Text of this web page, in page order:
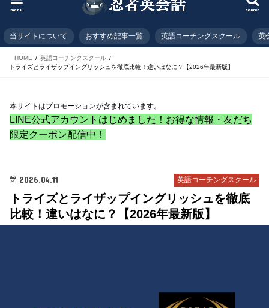
search
menu
当サイトについて おすすめ記事一覧 英語コーチングスクール 英
HOME
英語コーチングスクール
トライズとライザップイングリッシュを徹底比較！違いはなに？【2026年最新版】
本サイトはプロモーションが含まれています。
LINE公式アカウントはじめました！お得な情報・友だち
限定クーポン配信中！
英語コーチングスクール
2026.04.11
トライズとライザップイングリッシュを徹底
比較！違いはなに？【2026年最新版】